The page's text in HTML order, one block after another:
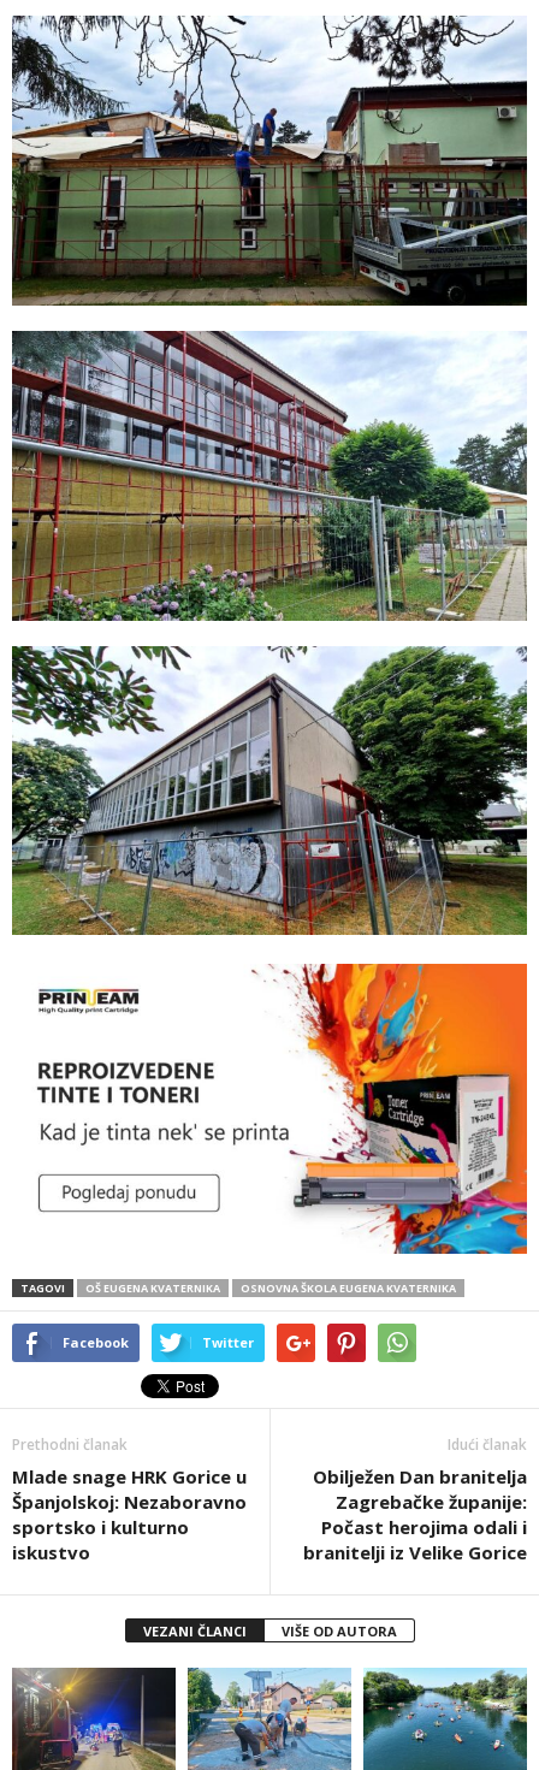
TAGOVI OŠ EUGENA KVATERNIKA OSNOVNA ŠKOLA EUGENA KVATERNIKA
Facebook Twitter
Prethodni članak
Mlade snage HRK Gorice u
Španjolskoj: Nezaboravno
sportsko i kulturno
iskustvo
Idući članak
Obilježen Dan branitelja
Zagrebačke županije:
Počast herojima odali i
branitelji iz Velike Gorice
VEZANI ČLANCI VIŠE OD AUTORA